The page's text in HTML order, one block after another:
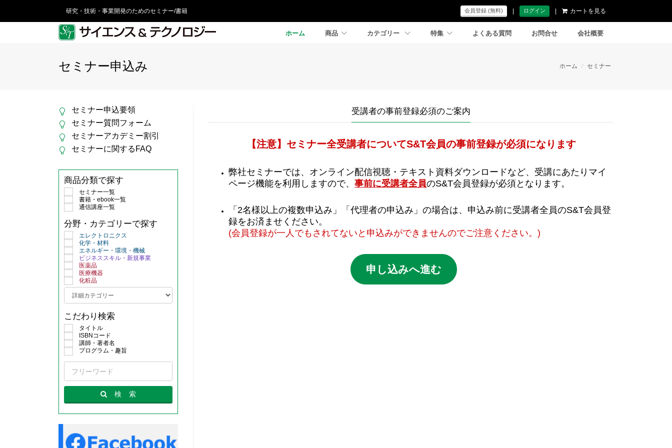
研究・技術・事業開発のためのセミナー/書籍 会員登録 (無料) | ログイン | カートを見る
ホーム 商品 カテゴリー 特集 よくある質問 お問合せ 会社概要
セミナー申込み ホーム / セミナー
受講者の事前登録必須のご案内
【注意】セミナー全受講者についてS&T会員の事前登録が必須になります
弊社セミナーでは、オンライン配信視聴・テキスト資料ダウンロードなど、受講にあたりマイ
ページ機能を利用しますので、 事前に受講者全員のS&T会員登録が必須となります。
「2名様以上の複数申込み」「代理者の申込み」の場合は、申込み前に受講者全員のS&T会員登
録をお済ませください。
(会員登録が一人でもされてないと申込みができませんのでご注意ください。)
申し込みへ進む
セミナー申込要領
セミナー質問フォーム
セミナーアカデミー割引
セミナーに関するFAQ
商品分類で探す
セミナー一覧
書籍・ebook一覧
通信講座一覧
分野・カテゴリーで探す
エレクトロニクス
化学・材料
エネルギー・環境・機械
ビジネススキル・新規事業
医薬品
医療機器
化粧品
こだわり検索
タイトル
ISBNコード
講師・著者名
プログラム・趣旨
検 索